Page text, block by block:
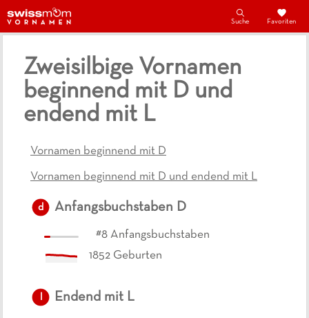
Suche Favoriten
Zweisilbige Vornamen
beginnend mit D und
endend mit L
Vornamen beginnend mit D
Vornamen beginnend mit D und endend mit L
d Anfangsbuchstaben D
#8 Anfangsbuchstaben
1852 Geburten
Endend mit L